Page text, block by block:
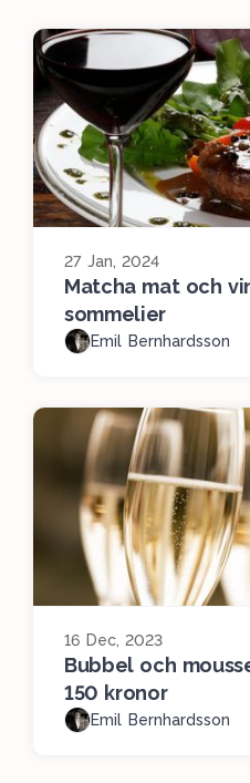
27 Jan, 2024
Matcha mat och
sommelier
Emil Bernhardsson
16 Dec, 2023
Bubbel och
150 kronor
Emil Bernhardsson